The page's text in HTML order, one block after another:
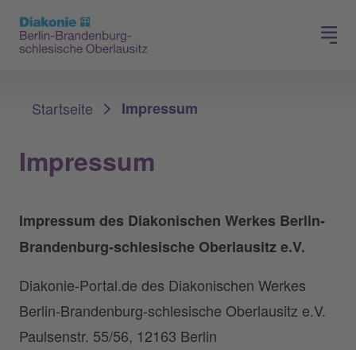
Presse
Startseite
Impressum
Impressum
Impressum des Diakonischen Werkes Berlin-
Brandenburg-schlesische Oberlausitz e.V.
Diakonie-Portal.de des Diakonischen Werkes
Berlin-Brandenburg-schlesische Oberlausitz e.V.
Paulsenstr. 55/56, 12163 Berlin